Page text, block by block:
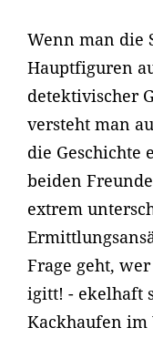
Wenn man die
Hauptfiguren
detektivischer
versteht man
die
beiden
extrem
Frage geht,
igitt! - ekelhaft
Kackhaufen im